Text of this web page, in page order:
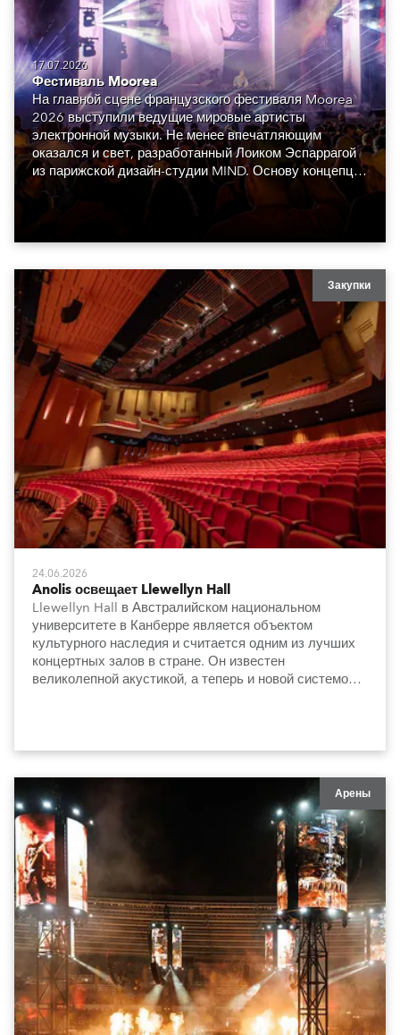
17.07.2026
Фестиваль Moorea
На главной сцене французского фестиваля Moorea
2026 выступили ведущие мировые артисты
электронной музыки. Не менее впечатляющим
оказался и свет, разработанный Лоиком Эспаррагой
из парижской дизайн-студии MIND. Основу концепции
составили сорок восемь Robe GigaPointe.
Закупки
24.06.2026
Anolis освещает Llewellyn Hall
Llewellyn Hall в Австралийском национальном
университете в Канберре является объектом
культурного наследия и считается одним из лучших
концертных залов в стране. Он известен
великолепной акустикой, а теперь и новой системой
Арены